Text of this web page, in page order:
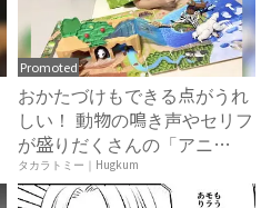
Promoted
おかたづけもできる点がうれ
しい！ 動物の鳴き声やセリフ
が盛りだくさんの「アニ
ア ...
タカラトミー｜Hugkum